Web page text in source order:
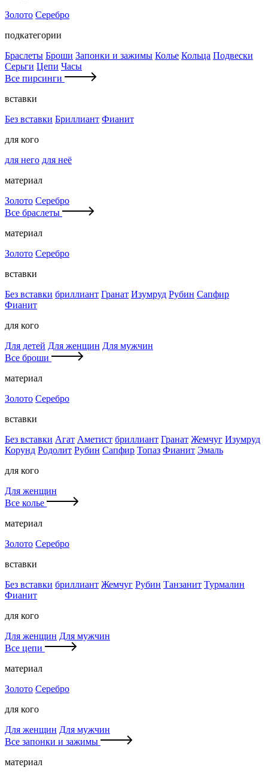
Золото Серебро
подкатегории
Браслеты Броши Запонки и зажимы Колье Кольца Подвески
Серьги Цепи Часы
Все пирсинги
вставки
Без вставки Бриллиант Фианит
для кого
для него для неё
материал
Золото Серебро
Все браслеты
материал
Золото Серебро
вставки
Без вставки бриллиант Гранат Изумруд Рубин Сапфир
Фианит
для кого
Для детей Для женщин Для мужчин
Все броши
материал
Золото Серебро
вставки
Без вставки Агат Аметист бриллиант Гранат Жемчуг Изумруд
Корунд Родолит Рубин Сапфир Топаз Фианит Эмаль
для кого
Для женщин
Все колье
материал
Золото Серебро
вставки
Без вставки бриллиант Жемчуг Рубин Танзанит Турмалин
Фианит
для кого
Для женщин Для мужчин
Все цепи
материал
Золото Серебро
для кого
Для женщин Для мужчин
Все запонки и зажимы
материал